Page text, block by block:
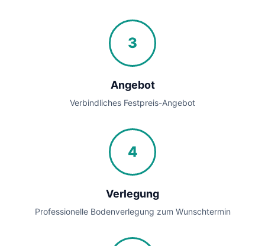
3
Angebot
Verbindliches Festpreis-Angebot
4
Verlegung
Professionelle Bodenverlegung zum Wunschtermin